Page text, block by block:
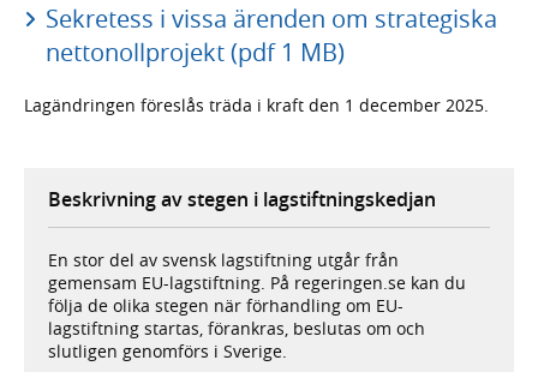
Sekretess i vissa ärenden om strategiska
nettonollprojekt (pdf 1 MB)
Lagändringen föreslås träda i kraft den 1 december 2025.
Beskrivning av stegen i lagstiftningskedjan
En stor del av svensk lagstiftning utgår från
gemensam EU-lagstiftning. På regeringen.se kan du
följa de olika stegen när förhandling om EU-
lagstiftning startas, förankras, beslutas om och
slutligen genomförs i Sverige.